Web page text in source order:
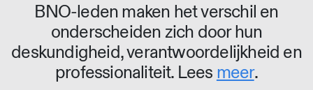
BNO-leden maken het verschil en
onderscheiden zich door hun
deskundigheid, verantwoordelijkheid en
professionaliteit. Lees meer.